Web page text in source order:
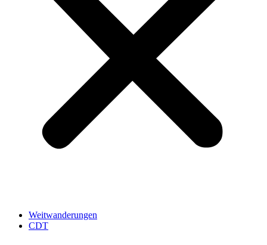
Weitwanderungen
CDT